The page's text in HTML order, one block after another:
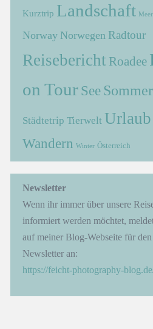
Kurztrip Landschaft Meer
Norway Norwegen Radtour
Reisebericht Roadee
on Tour See Sommer
Städtetrip Tierwelt Urlaub
Wandern Winter Österreich
Newsletter
Wenn ihr immer über unsere
informiert werden möchtet,
auf meiner Blog-Webseite für
Newsletter an:
https://feicht-photography-